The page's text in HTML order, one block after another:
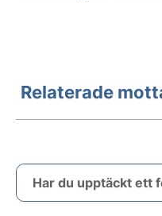
Relaterade
Har du upptäckt ett